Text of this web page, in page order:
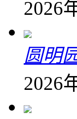
2026
圆明
2026